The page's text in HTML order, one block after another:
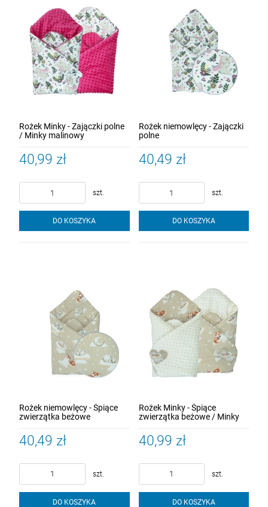
Rożek Minky - Zajączki polne
/ Minky malinowy
40,99 zł
szt.
DO KOSZYKA
Rożek niemowlęcy - Zajączki
polne
40,49 zł
szt.
DO KOSZYKA
Rożek niemowlęcy - Śpiące
zwierzątka beżowe
40,49 zł
szt.
DO KOSZYKA
Rożek Minky - Śpiące
zwierzątka beżowe / Minky
40,99 zł
szt.
DO KOSZYKA